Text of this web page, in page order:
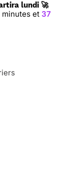
lundi 🚀
minutes et 36